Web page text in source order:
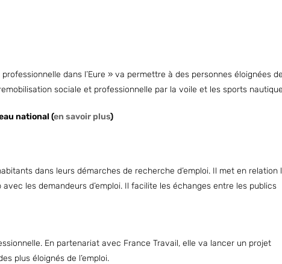
dans l’Eure » va permettre à des personnes éloignées
sociale et professionnelle par la voile et les sports
national (en savoir plus)
dans leurs démarches de recherche d’emploi. Il met en relation
les demandeurs d’emploi. Il facilite les échanges entre les publics
En partenariat avec France Travail, elle va lancer un projet
plus éloignés de l’emploi.